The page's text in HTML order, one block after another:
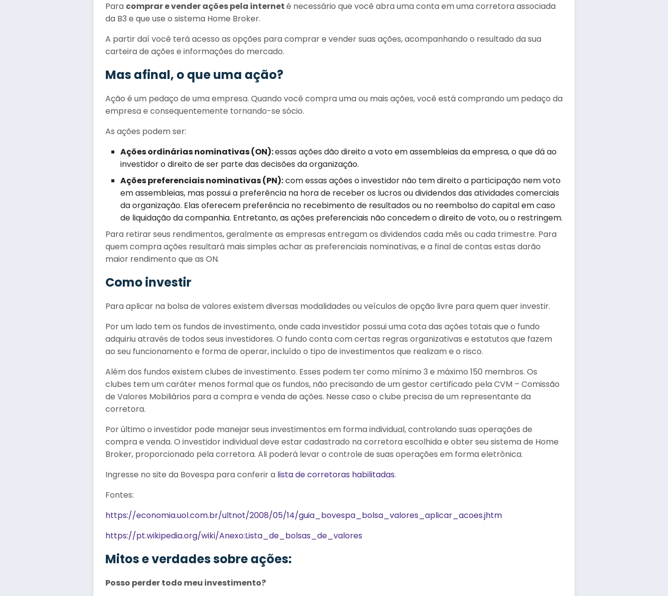
Para comprar e vender ações pela interneté necessário que você abra uma conta em uma corretora associada
da B3 e que use o sistema Home Broker.
A partir daí você terá acesso as opções para comprar e vender suas ações, acompanhando o resultado da sua
carteira de ações e informações do mercado.
Mas afinal, o que uma ação?
Ação é um pedaço de uma empresa. Quando você compra uma ou mais ações, você está comprando um pedaço da
empresa e consequentemente tornando-se sócio.
As ações podem ser:
Ações ordinárias nominativas (ON):essas ações dão direito a voto em assembleias da empresa, o que dá ao
investidor o direito de ser parte das decisões da organização.
Ações preferenciais nominativas (PN):com essas ações o investidor não tem direito a participação nem voto
em assembleias, mas possui a preferência na hora de receber os lucros ou dividendos das atividades comerciais
da organização. Elas oferecem preferência no recebimento de resultados ou no reembolso do capital em caso
de liquidação da companhia. Entretanto, as ações preferenciais não concedem o direito de voto, ou o restringem.
Para retirar seus rendimentos, geralmente as empresas entregam os dividendos cada mês ou cada trimestre. Para
quem compra ações resultará mais simples achar as preferenciais nominativas, e a final de contas estas darão
maior rendimento que as ON.
Como investir
Para aplicar na bolsa de valores existem diversas modalidades ou veículos de opção livre para quem quer investir.
Por um lado tem os fundos de investimento, onde cada investidor possui uma cota das ações totais que o fundo
adquiriu através de todos seus investidores. O fundo conta com certas regras organizativas e estatutos que fazem
ao seu funcionamento e forma de operar, incluído o tipo de investimentos que realizam e o risco.
Além dos fundos existem clubes de investimento. Esses podem ter como mínimo 3 e máximo 150 membros. Os
clubes tem um caráter menos formal que os fundos, não precisando de um gestor certificado pela CVM – Comissão
de Valores Mobiliários para a compra e venda de ações. Nesse caso o clube precisa de um representante da
corretora.
Por último o investidor pode manejar seus investimentos em forma individual, controlando suas operações de
compra e venda. O investidor individual deve estar cadastrado na corretora escolhida e obter seu sistema de Home
Broker, proporcionado pela corretora. Ali poderá levar o controle de suas operações em forma eletrônica.
Ingresse no site da Bovespa para conferir a lista de corretoras habilitadas.
Fontes:
https://economia.uol.com.br/ultnot/2008/05/14/guia_bovespa_bolsa_valores_aplicar_acoes.jhtm
https://pt.wikipedia.org/wiki/Anexo:Lista_de_bolsas_de_valores
Mitos e verdades sobre ações:
Posso perder todo meu investimento?